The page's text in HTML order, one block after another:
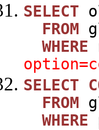
SELECT
FROM
WHERE
SELECT
FROM
WHERE